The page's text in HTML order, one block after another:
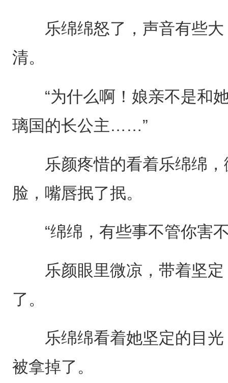
乐绵绵怒了，声音有些大
清。
“为什么啊！娘亲不是和她
璃国的长公主……”
乐颜疼惜的看着乐绵绵，
脸，嘴唇抿了抿。
“绵绵，有些事不管你害不
乐颜眼里微凉，带着坚定
了。
乐绵绵看着她坚定的目光
被拿掉了。